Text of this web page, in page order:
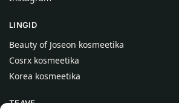
LINGID
Beauty of Joseon kosmeetika
Cosrx kosmeetika
Korea kosmeetika
TEAVE